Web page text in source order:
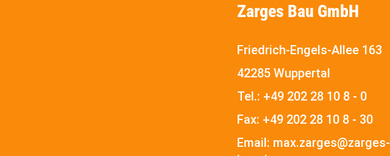
Zarges Bau GmbH
Friedrich-Engels-Allee 163
42285 Wuppertal
Tel.: +49 202 28 10 8 - 0
Fax: +49 202 28 10 8 - 30
Email: max.zarges@zarges-